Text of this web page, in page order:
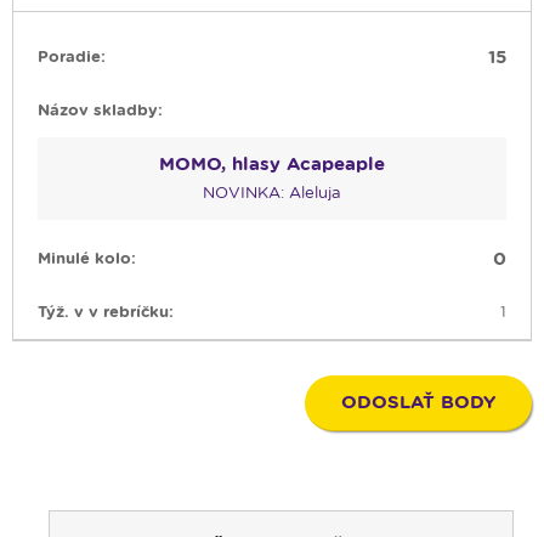
15
MOMO, hlasy Acapeaple
NOVINKA: Aleluja
0
1